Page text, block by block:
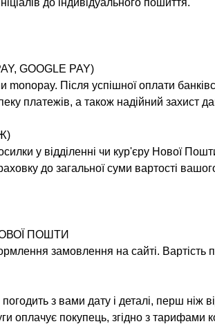
GOOGLE PAY)
monopay. Після успішної оплати
платежів, а також надійний захист
у відділенні чи кур'єру Нової
до загальної суми вартості
ПОШТИ
замовлення на сайті. Вартість
з вами дату і деталі, перш ніж
оплачує покупець, згідно з тарифами